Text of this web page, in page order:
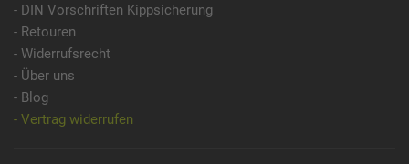
- DIN Vorschriften Kippsicherung
- Retouren
- Widerrufsrecht
- Über uns
- Blog
- Vertrag widerrufen